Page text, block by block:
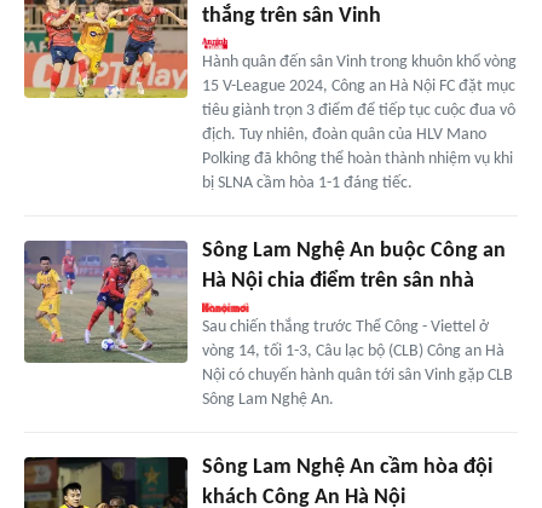
thắng trên sân Vinh
Hành quân đến sân Vinh trong khuôn khổ vòng
15 V-League 2024, Công an Hà Nội FC đặt mục
tiêu giành trọn 3 điểm để tiếp tục cuộc đua vô
địch. Tuy nhiên, đoàn quân của HLV Mano
Polking đã không thể hoàn thành nhiệm vụ khi
bị SLNA cầm hòa 1-1 đáng tiếc.
Sông Lam Nghệ An buộc Công an
Hà Nội chia điểm trên sân nhà
Sau chiến thắng trước Thể Công - Viettel ở
vòng 14, tối 1-3, Câu lạc bộ (CLB) Công an Hà
Nội có chuyến hành quân tới sân Vinh gặp CLB
Sông Lam Nghệ An.
Sông Lam Nghệ An cầm hòa đội
khách Công An Hà Nội